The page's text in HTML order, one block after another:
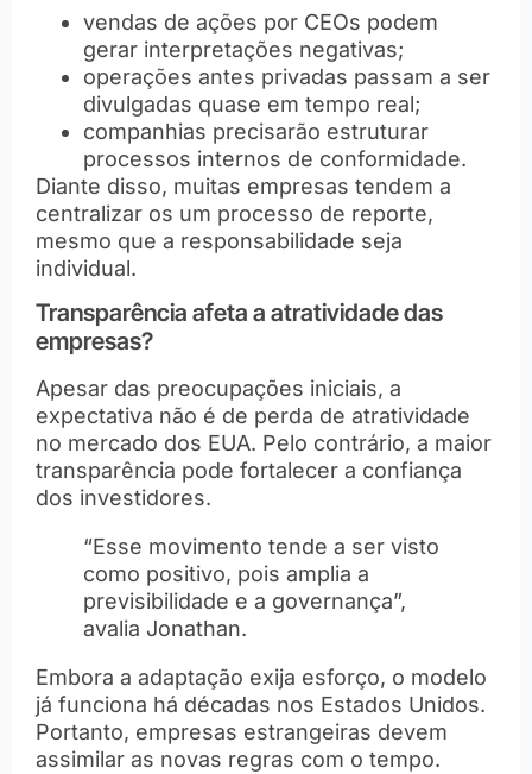
vendas de ações por CEOs podem
gerar interpretações negativas;
operações antes privadas passam a ser
divulgadas quase em tempo real;
companhias precisarão estruturar
processos internos de conformidade.
Diante disso, muitas empresas tendem a
centralizar os um processo de reporte,
mesmo que a responsabilidade seja
individual.
Transparência afeta a atratividade das
empresas?
Apesar das preocupações iniciais, a
expectativa não é de perda de atratividade
no mercado dos EUA. Pelo contrário, a maior
transparência pode fortalecer a confiança
dos investidores.
“Esse movimento tende a ser visto
como positivo, pois amplia a
previsibilidade e a governança”,
avalia Jonathan.
Embora a adaptação exija esforço, o modelo
já funciona há décadas nos Estados Unidos.
Portanto, empresas estrangeiras devem
assimilar as novas regras com o tempo.